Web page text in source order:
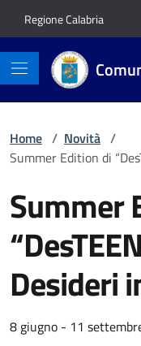
Regione Calabria
Home / Novità /
Summer Edition di
Summer
Desideri
Dettagli
8 giugno - 11